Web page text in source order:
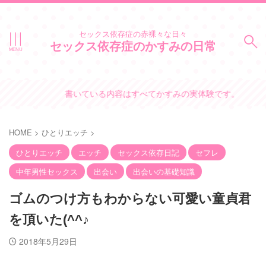
セックス依存症の赤裸々な日々
セックス依存症のかすみの日常
書いている内容はすべてかすみの実体験です。
HOME > ひとりエッチ >
ひとりエッチ
エッチ セックス依存日記
セフレ
中年男性セックス
出会い 出会いの基礎知識
ゴムのつけ方もわからない可愛い童貞君
を頂いた(^^♪
2018年5月29日